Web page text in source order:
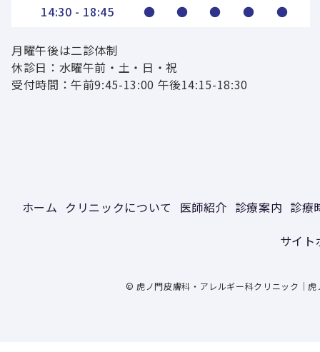
14:30 - 18:45
● ● ● ● ●
月曜午後は二診体制
休診日：水曜午前・土・日・祝
受付時間：午前9:45-13:00 午後14:15-18:30
ホーム クリニックについて 医師紹介 診療案内 診療
サイト
© 虎ノ門皮膚科・アレルギー科クリニック｜